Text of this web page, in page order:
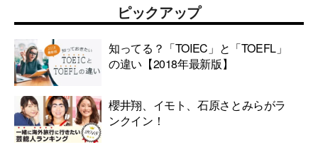
ピックアップ
知ってる？「TOIEC」と「TOEFL」
の違い【2018年最新版】
櫻井翔、イモト、石原さとみらがラ
ンクイン！